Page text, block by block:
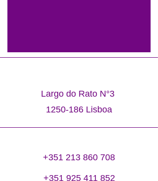
Largo do Rato N°3
1250-186 Lisboa
+351 213 860 708
+351 925 411 852